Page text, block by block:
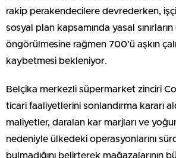
rakip perakendecilere devrederken,
sosyal plan kapsamında yasal
öngörülmesine rağmen 700’ü aşkın
kaybetmesi bekleniyor.
Belçika merkezli süpermarket zinciri
ticari faaliyetlerini sonlandırma kararı
maliyetler, daralan kar marjları ve
nedeniyle ülkedeki operasyonlarını
bulmadığını belirterek mağazalarının